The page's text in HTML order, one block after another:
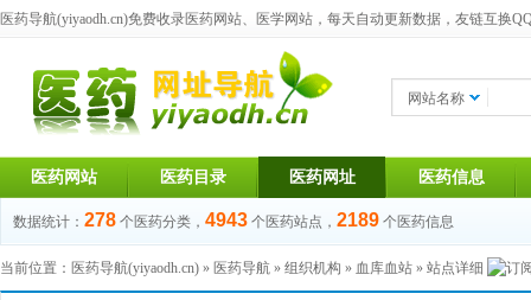
医药导航(yiyaodh.cn)免费收录医药网站、医学网站，每天自动更新数据，友链互换
网站名称
医药网站 医药目录 医药网址 医药信息
数据统计： 278 个医药分类， 4943 个医药站点， 2189 个医药信息
当前位置： 医药导航(yiyaodh.cn) » 医药导航 » 组织机构 » 血库血站 » 站点详细